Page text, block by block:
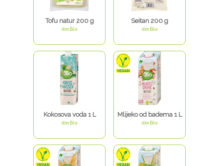
Tofu natur 200 g
dmBio
Seitan 200 g
dmBio
Kokosova voda 1 L
dmBio
Mlijeko od badema 1 L
dmBio